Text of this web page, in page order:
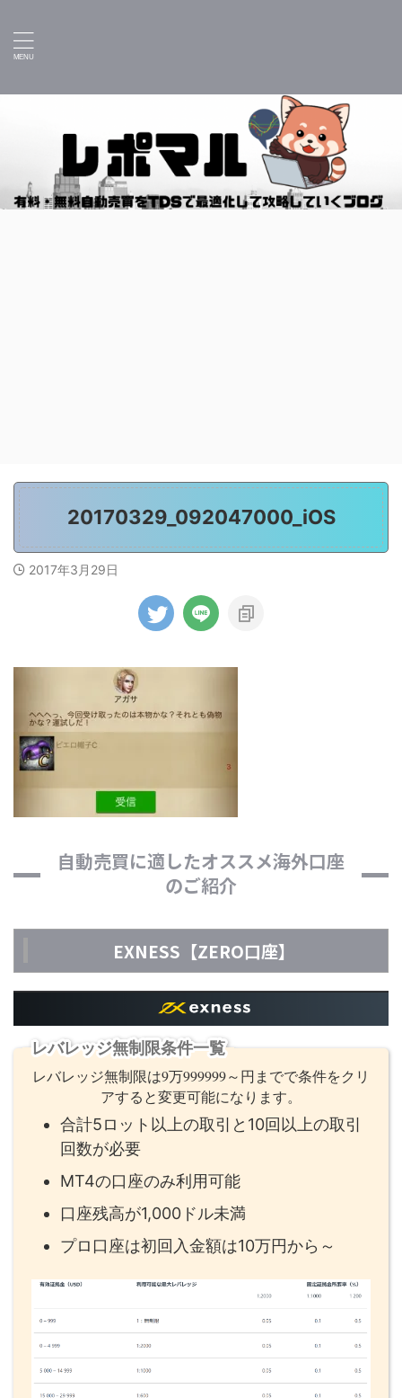
20170329_092047000_iOS
2017年3月29日
自動売買に適したオススメ海外口座
のご紹介
EXNESS【ZERO口座】
レバレッジ無制限条件一覧
レバレッジ無制限は9万999999～円までで条件をクリ
アすると変更可能になります。
合計5ロット以上の取引と10回以上の取引
回数が必要
MT4の口座のみ利用可能
口座残高が1,000ドル未満
プロ口座は初回入金額は10万円から～